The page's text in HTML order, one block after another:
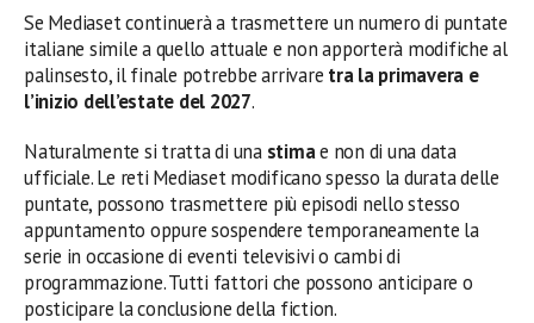
Se Mediaset continuerà a trasmettere un numero di puntate
italiane simile a quello attuale e non apporterà modifiche al
palinsesto, il finale potrebbe arrivare tra la primavera e
l’inizio dell’estate del 2027.
Naturalmente si tratta di una stimae non di una data
ufficiale. Le reti Mediaset modificano spesso la durata delle
puntate, possono trasmettere più episodi nello stesso
appuntamento oppure sospendere temporaneamente la
serie in occasione di eventi televisivi o cambi di
programmazione. Tutti fattori che possono anticipare o
posticipare la conclusione della fiction.